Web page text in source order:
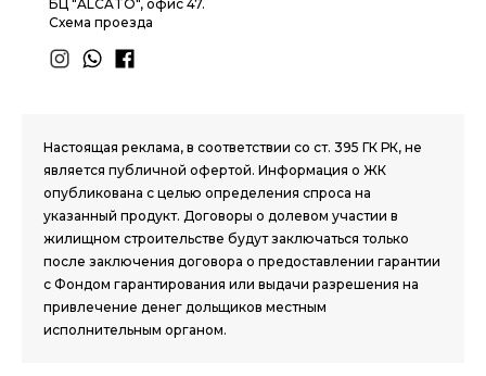
БЦ "ALCATO", офис 47.
Схема проезда
Настоящая реклама, в соответствии со ст. 395 ГК РК, не
является публичной офертой. Информация о ЖК
опубликована с целью определения спроса на
указанный продукт. Договоры о долевом участии в
жилищном строительстве будут заключаться только
после заключения договора о предоставлении гарантии
с Фондом гарантирования или выдачи разрешения на
привлечение денег дольщиков местным
исполнительным органом.